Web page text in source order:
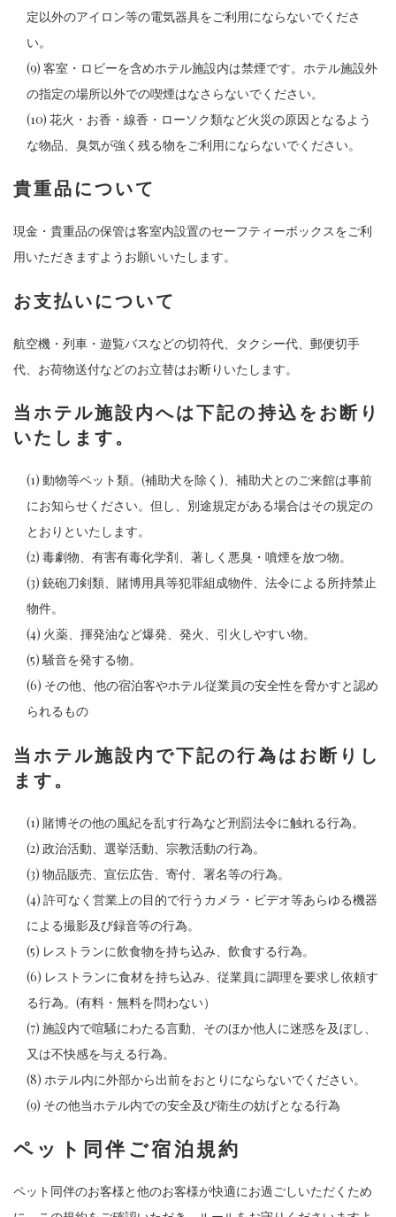
定以外のアイロン等の電気器具をご利用にならないでくださ
い。
(9) 客室・ロビーを含めホテル施設内は禁煙です。ホテル施設外
の指定の場所以外での喫煙はなさらないでください。
(10) 花火・お香・線香・ローソク類など火災の原因となるよう
な物品、臭気が強く残る物をご利用にならないでください。
貴重品について
現金・貴重品の保管は客室内設置のセーフティーボックスをご利
用いただきますようお願いいたします。
お支払いについて
航空機・列車・遊覧バスなどの切符代、タクシー代、郵便切手
代、お荷物送付などのお立替はお断りいたします。
当ホテル施設内へは下記の持込をお断り
いたします。
(1) 動物等ペット類。(補助犬を除く)、補助犬とのご来館は事前
にお知らせください。但し、別途規定がある場合はその規定の
とおりといたします。
(2) 毒劇物、有害有毒化学剤、著しく悪臭・噴煙を放つ物。
(3) 銃砲刀剣類、賭博用具等犯罪組成物件、法令による所持禁止
物件。
(4) 火薬、揮発油など爆発、発火、引火しやすい物。
(5) 騒音を発する物。
(6) その他、他の宿泊客やホテル従業員の安全性を脅かすと認め
られるもの
当ホテル施設内で下記の行為はお断りし
ます。
(1) 賭博その他の風紀を乱す行為など刑罰法令に触れる行為。
(2) 政治活動、選挙活動、宗教活動の行為。
(3) 物品販売、宣伝広告、寄付、署名等の行為。
(4) 許可なく営業上の目的で行うカメラ・ビデオ等あらゆる機器
による撮影及び録音等の行為。
(5) レストランに飲食物を持ち込み、飲食する行為。
(6) レストランに食材を持ち込み、従業員に調理を要求し依頼す
る行為。(有料・無料を問わない）
(7) 施設内で喧騒にわたる言動、そのほか他人に迷惑を及ぼし、
又は不快感を与える行為。
(8) ホテル内に外部から出前をおとりにならないでください。
(9) その他当ホテル内での安全及び衛生の妨げとなる行為
ペット同伴ご宿泊規約
ペット同伴のお客様と他のお客様が快適にお過ごしいただくため